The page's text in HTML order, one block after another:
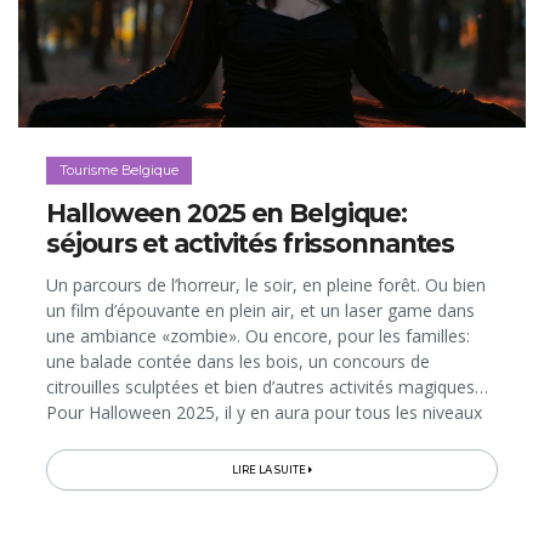
Tourisme Belgique
Halloween 2025 en Belgique:
séjours et activités frissonnantes
Un parcours de l’horreur, le soir, en pleine forêt. Ou bien
un film d’épouvante en plein air, et un laser game dans
une ambiance «zombie». Ou encore, pour les familles:
une balade contée dans les bois, un concours de
citrouilles sculptées et bien d’autres activités magiques…
Pour Halloween 2025, il y en aura pour tous les niveaux
LIRE LA SUITE